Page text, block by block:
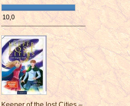
10,0
¯¯¯¯¯¯¯¯¯¯¯¯¯¯¯¯¯¯¯¯¯¯¯¯